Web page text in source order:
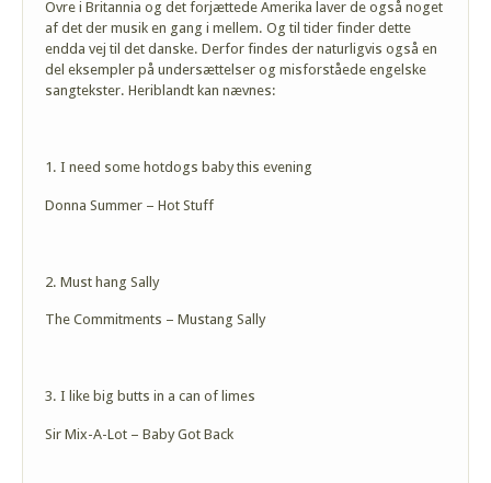
Ovre i Britannia og det forjættede Amerika laver de også noget
af det der musik en gang i mellem. Og til tider finder dette
endda vej til det danske. Derfor findes der naturligvis også en
del eksempler på undersættelser og misforståede engelske
sangtekster. Heriblandt kan nævnes:
1. I need some hotdogs baby this evening
Donna Summer – Hot Stuff
2. Must hang Sally
The Commitments – Mustang Sally
3. I like big butts in a can of limes
Sir Mix-A-Lot – Baby Got Back